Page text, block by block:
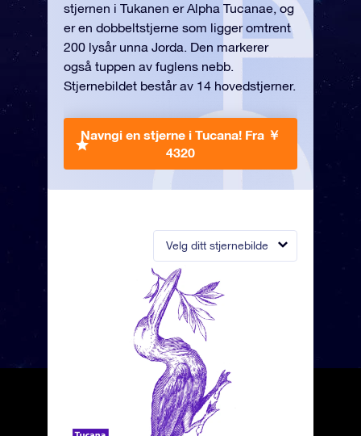
Velg ditt stjernebilde
stjernen i Tukanen er Alpha Tucanae, og
er en dobbeltstjerne som ligger omtrent
200 lysår unna Jorda. Den markerer
også tuppen av fuglens nebb.
Stjernebildet består av 14 hovedstjerner.
Navngi en stjerne i Tucana! Fra ￥
4320